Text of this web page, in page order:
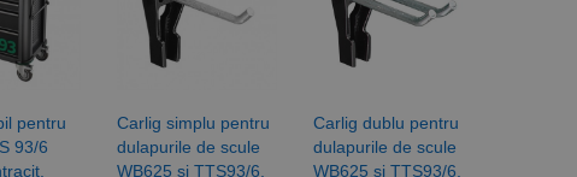
pentru
93/6
Carlig simplu pentru
dulapurile de scule
WB625 si TTS93/6,
Carlig dublu pentru
dulapurile de scule
WB625 si TTS93/6,